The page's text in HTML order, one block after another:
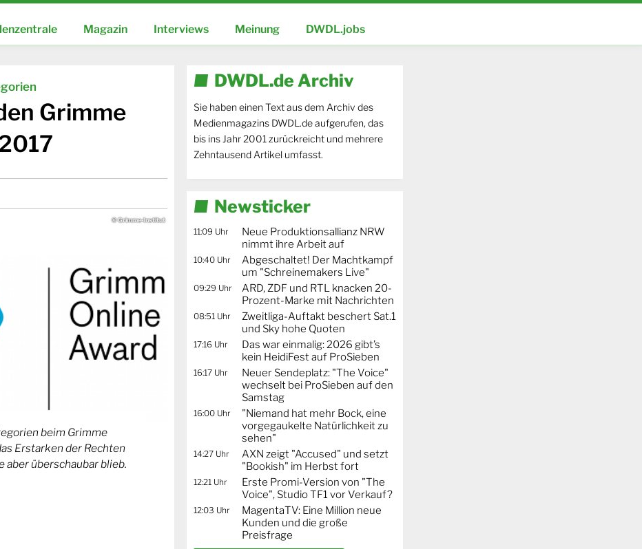
Magazin Interviews Meinung DWDL.jobs
Grimme
© Grimme-Institut
beim Grimme
Erstarken der Rechten
aber überschaubar blieb.
DWDL.de Archiv
Sie haben einen Text aus dem Archiv des
Medienmagazins DWDL.de aufgerufen, das
bis ins Jahr 2001 zurückreicht und mehrere
Zehntausend Artikel umfasst.
Newsticker
11:09 Uhr
Neue Produktionsallianz NRW
nimmt ihre Arbeit auf
10:40 Uhr
Abgeschaltet! Der Machtkampf
um "Schreinemakers Live"
09:29 Uhr
ARD, ZDF und RTL knacken 20-
Prozent-Marke mit Nachrichten
08:51 Uhr
Zweitliga-Auftakt beschert Sat.1
und Sky hohe Quoten
17:16 Uhr
Das war einmalig: 2026 gibt’s
kein HeidiFest auf ProSieben
16:17 Uhr
Neuer Sendeplatz: "The Voice"
wechselt bei ProSieben auf den
Samstag
16:00 Uhr
"Niemand hat mehr Bock, eine
vorgegaukelte Natürlichkeit zu
sehen"
14:27 Uhr
AXN zeigt "Accused" und setzt
"Bookish" im Herbst fort
12:21 Uhr
Erste Promi-Version von "The
Voice", Studio TF1 vor Verkauf?
12:03 Uhr
MagentaTV: Eine Million neue
Kunden und die große
Preisfrage